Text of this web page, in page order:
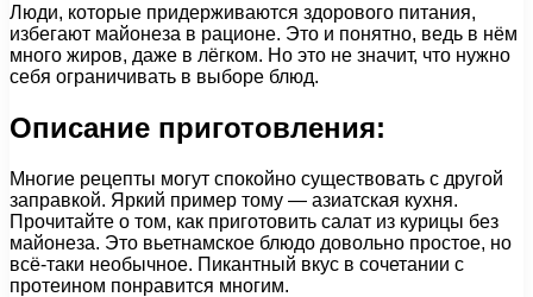
Люди, которые придерживаются здорового питания,
избегают майонеза в рационе. Это и понятно, ведь в нём
много жиров, даже в лёгком. Но это не значит, что нужно
себя ограничивать в выборе блюд.
Описание приготовления:
Многие рецепты могут спокойно существовать с другой
заправкой. Яркий пример тому — азиатская кухня.
Прочитайте о том, как приготовить салат из курицы без
майонеза. Это вьетнамское блюдо довольно простое, но
всё-таки необычное. Пикантный вкус в сочетании с
протеином понравится многим.